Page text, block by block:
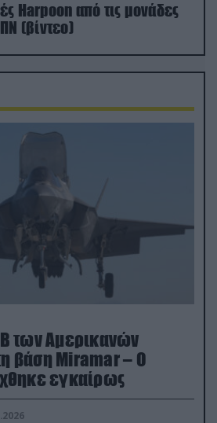
Harpoon από τις μονάδες
(βίντεο)
των Αμερικανών
βάση Miramar – Ο
εγκαίρως